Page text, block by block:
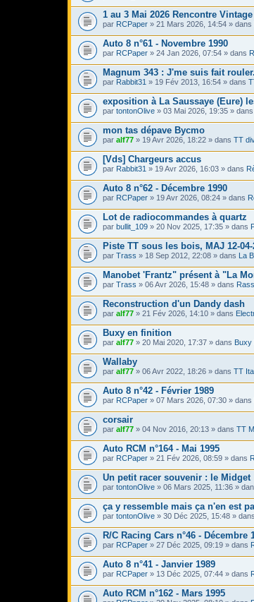
1 au 3 Mai 2026 Rencontre
par RCPaper » 21 Mars 2026, 14:54 » dans
Auto 8 n°61 - Novembre 1990
par RCPaper » 24 Jan 2026, 07:54 » dans
Magnum 343 : J'me suis fait
par Rabbit31 » 19 Fév 2013, 16:54 » dans
exposition à La Saussaye (Eure)
par tontonOlive » 03 Mai 2026, 19:35 » dans
mon tas dépave Bycmo
par alf77 » 19 Avr 2026, 18:22 » dans TT
[Vds] Chargeurs accus
par Rabbit31 » 19 Avr 2026, 16:03 » dans
Auto 8 n°62 - Décembre 1990
par RCPaper » 19 Avr 2026, 08:24 » dans
Lot de radiocommandes à quartz
par bullit_109 » 20 Nov 2025, 17:35 » dans
Piste TT sous les bois, MAJ 12-04-
par Trass » 18 Sep 2012, 22:08 » dans La
Manobet 'Frantz" présent à "La
par Trass » 06 Avr 2026, 15:48 » dans
Reconstruction d'un Dandy dash
par alf77 » 21 Fév 2026, 14:10 » dans
Buxy en finition
par alf77 » 20 Mai 2020, 17:37 » dans Buxy
Wallaby
par alf77 » 06 Avr 2022, 18:26 » dans TT
Auto 8 n°42 - Février 1989
par RCPaper » 07 Mars 2026, 07:30 » dans
corsair
par alf77 » 04 Nov 2016, 20:13 » dans TT
Auto RCM n°164 - Mai 1995
par RCPaper » 21 Fév 2026, 08:59 » dans
Un petit racer souvenir : le Midget
par tontonOlive » 06 Mars 2025, 11:36 »
ça y ressemble mais ça n'en est
par tontonOlive » 30 Déc 2025, 15:48 » dans
R/C Racing Cars n°46 - Décembre
par RCPaper » 27 Déc 2025, 09:19 » dans
Auto 8 n°41 - Janvier 1989
par RCPaper » 13 Déc 2025, 07:44 » dans
Auto RCM n°162 - Mars 1995